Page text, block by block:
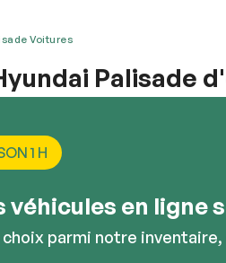
Voitures
Palisade
modèles de seconde main
tendance partout à travers
qui fournit l’espace, le
Hyundai d’occasion sont
1 H
véhicules en ligne
parmi notre